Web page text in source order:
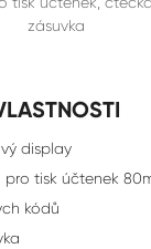
zásuvka
display
pro tisk účtenek
kódů